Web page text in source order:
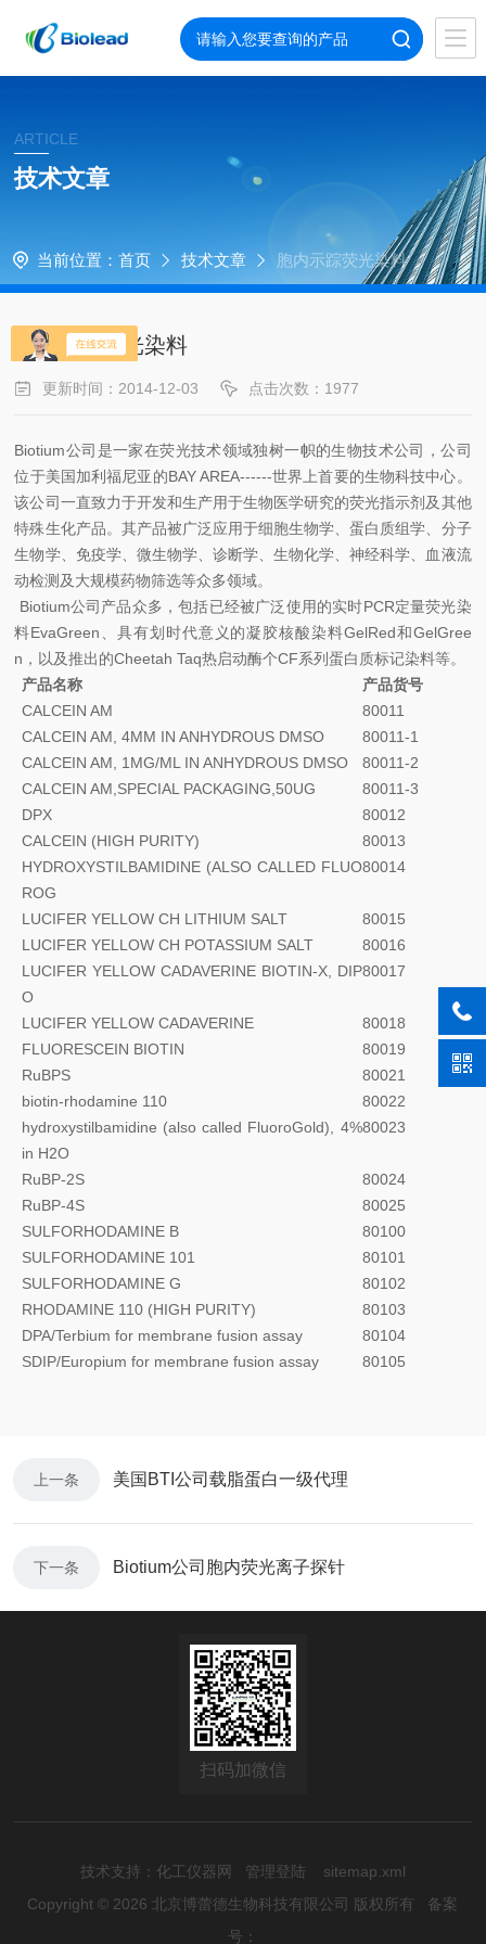
ARTICLE
技术文章
当前位置： 首页 技术文章 胞内示踪荧光染料
胞内示踪荧光染料
更新时间：2014-12-03 点击次数：1977
Biotium公司是一家在荧光技术领域独树一帜的生物技术公司，公司
位于美国加利福尼亚的BAY AREA------世界上首要的生物科技中心。
该公司一直致力于开发和生产用于生物医学研究的荧光指示剂及其他
特殊生化产品。其产品被广泛应用于细胞生物学、蛋白质组学、分子
生物学、免疫学、微生物学、诊断学、生物化学、神经科学、血液流
动检测及大规模药物筛选等众多领域。
Biotium公司产品众多，包括已经被广泛使用的实时PCR定量荧光染
料EvaGreen 、具有划时代意义的凝胶核酸染料GelRed和GelGree
n ，以及推出的Cheetah Taq热启动酶个CF系列蛋白质标记染料等。
产品名称
产品货号
CALCEIN AM
80011
CALCEIN AM, 4MM IN ANHYDROUS DMSO
80011-1
CALCEIN AM, 1MG/ML IN ANHYDROUS DMSO
80011-2
CALCEIN AM,SPECIAL PACKAGING,50UG
80011-3
DPX
80012
CALCEIN (HIGH PURITY)
80013
HYDROXYSTILBAMIDINE (ALSO CALLED FLUO
ROG
80014
LUCIFER YELLOW CH LITHIUM SALT
80015
LUCIFER YELLOW CH POTASSIUM SALT
80016
LUCIFER YELLOW CADAVERINE BIOTIN-X, DIP
O
80017
LUCIFER YELLOW CADAVERINE
80018
FLUORESCEIN BIOTIN
80019
RuBPS
80021
biotin-rhodamine 110
80022
hydroxystilbamidine (also called FluoroGold), 4%
in H2O
80023
RuBP-2S
80024
RuBP-4S
80025
SULFORHODAMINE B
80100
SULFORHODAMINE 101
80101
SULFORHODAMINE G
80102
RHODAMINE 110 (HIGH PURITY)
80103
DPA/Terbium for membrane fusion assay
80104
SDIP/Europium for membrane fusion assay
80105
上一条 美国BTI公司载脂蛋白一级代理
下一条 Biotium公司胞内荧光离子探针
扫码加微信
技术支持： 化工仪器网 管理登陆
sitemap.xml
Copyright © 2026 北京博蕾德生物科技有限公司 版权所有 备案
号：